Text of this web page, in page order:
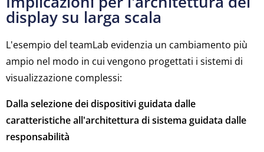
display su larga scala
L'esempio del teamLab evidenzia un cambiamento più
ampio nel modo in cui vengono progettati i sistemi di
visualizzazione complessi:
Dalla selezione dei dispositivi guidata dalle
caratteristiche all'architettura di sistema guidata dalle
responsabilità